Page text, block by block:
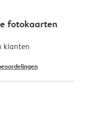
fotokaarten
klanten